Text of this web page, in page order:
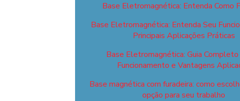
Base Eletromagnética: Entenda Como
Base Eletromagnética: Entenda Seu
Principais Aplicações Práticas
Base Eletromagnética: Guia
Funcionamento e Vantagens
Base magnética com furadeira: como
opção para seu trabalho